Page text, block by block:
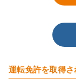
運転免許を取得